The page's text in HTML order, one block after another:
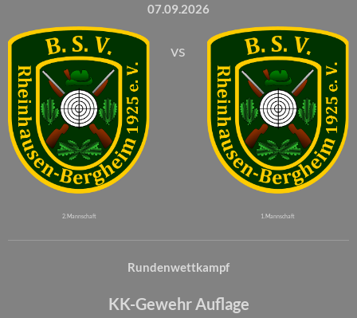
07.09.2026
2. Mannschaft
vs
1. Mannschaft
Rundenwettkampf
KK-Gewehr Auflage